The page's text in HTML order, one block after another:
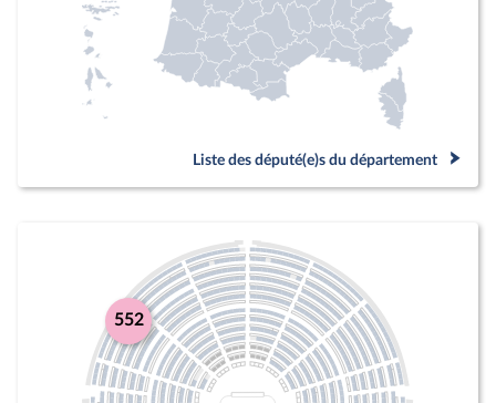
Liste des député(e)s du département
552